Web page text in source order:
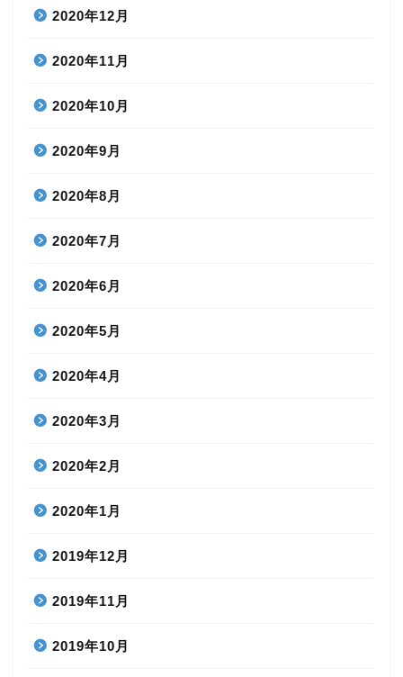
2020年12月
2020年11月
2020年10月
2020年9月
2020年8月
2020年7月
2020年6月
2020年5月
2020年4月
2020年3月
2020年2月
2020年1月
2019年12月
2019年11月
2019年10月